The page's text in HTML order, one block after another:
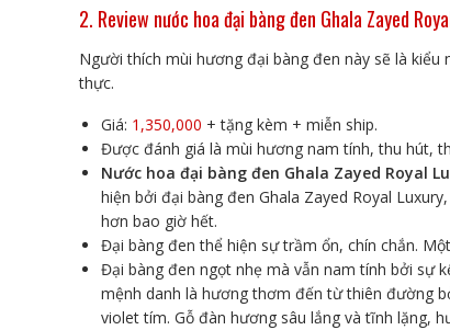
2. Review nước hoa đại bàng đen Ghala Zayed
Người thích mùi hương đại bàng đen này sẽ là
thực.
Giá: 1,350,000 + tặng kèm + miễn ship.
Được đánh giá là mùi hương nam tính, thu hút,
Nước hoa đại bàng đen Ghala Zayed Royal
hiện bởi đại bàng đen Ghala Zayed Royal
hơn bao giờ hết.
Đại bàng đen thể hiện sự trầm ổn, chín chắn.
Đại bàng đen ngọt nhẹ mà vẫn nam tính bởi sự
mệnh danh là hương thơm đến từ thiên đường
violet tím. Gỗ đàn hương sâu lắng và tĩnh lặng,